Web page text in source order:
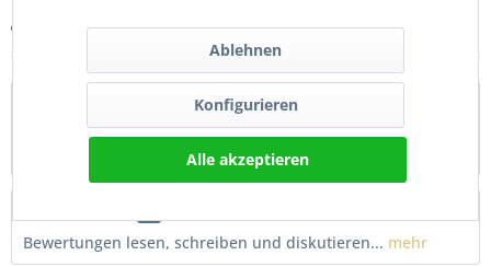
Merken Bewerten
50ccm AIRSAL T6 Kolben Kolbensatz passend für Puch Maxi
X20 X30 X40 Monza Imola Der 50ccm...mehr
Bewertungen lesen, schreiben und diskutieren... mehr
Ablehnen
Konfigurieren
Alle akzeptieren